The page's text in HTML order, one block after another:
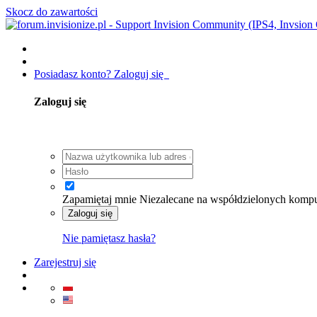
Skocz do zawartości
Posiadasz konto? Zaloguj się
Zaloguj się
Zapamiętaj mnie Niezalecane na współdzielonych
Zaloguj się
Nie pamiętasz hasła?
Zarejestruj się